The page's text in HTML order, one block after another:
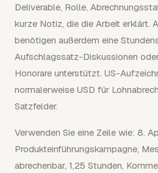
Deliverable, Rolle,
kurze Notiz, die die Arbeit erklärt.
benötigen außerdem eine
Aufschlagssatz-Diskussionen
Honorare unterstützt. US-
normalerweise USD für
Satzfelder.
Verwenden Sie eine Zeile wie: 8.
Produkteinführungskampagne,
abrechenbar, 1,25 Stunden,